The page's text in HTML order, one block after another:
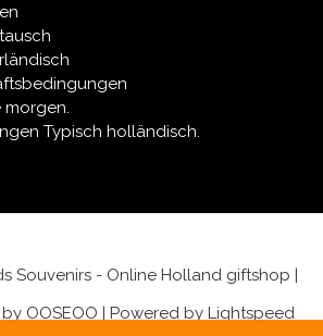
morgen.
Typisch holländisch.
Souvenirs - Online Holland giftshop |
OOSEOO | Powered by Lightspeed